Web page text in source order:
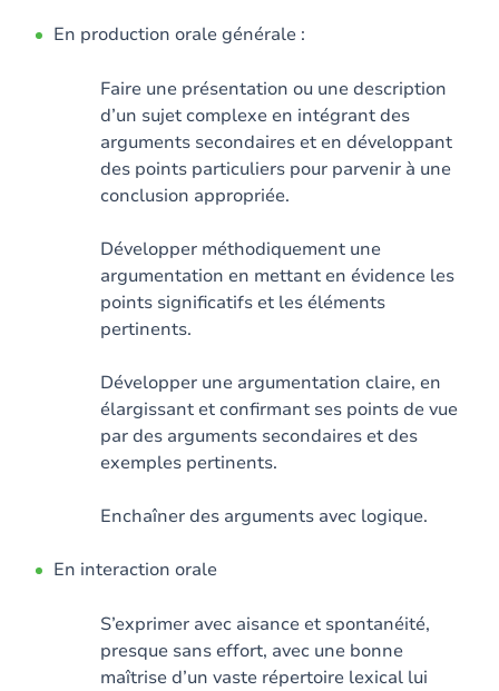
En production orale générale :
Faire une présentation ou une description
d’un sujet complexe en intégrant des
arguments secondaires et en développant
des points particuliers pour parvenir à une
conclusion appropriée.
Développer méthodiquement une
argumentation en mettant en évidence les
points significatifs et les éléments
pertinents.
Développer une argumentation claire, en
élargissant et confirmant ses points de vue
par des arguments secondaires et des
exemples pertinents.
Enchaîner des arguments avec logique.
En interaction orale
S’exprimer avec aisance et spontanéité,
presque sans effort, avec une bonne
maîtrise d’un vaste répertoire lexical lui